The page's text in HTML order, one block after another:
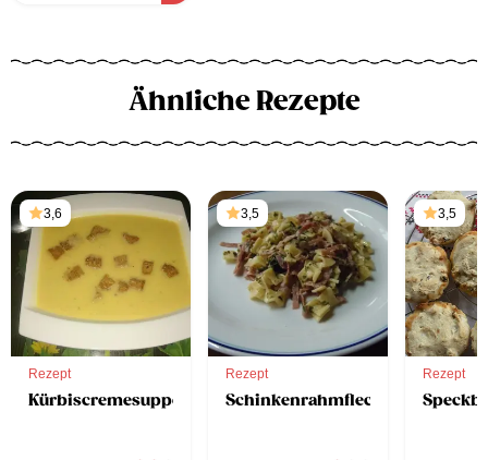
Ähnliche Rezepte
3,6
Rezept
Kürbiscremesuppe
3,5
Rezept
Schinkenrahmfleckerl
3,5
Rezept